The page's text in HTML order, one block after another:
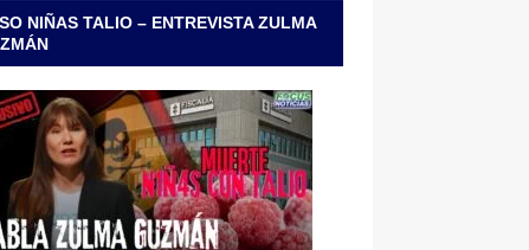
NIÑAS TALIO – ENTREVISTA ZULMA